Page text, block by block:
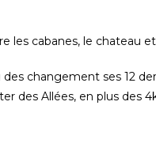
les cabanes, le chateau
changement ses 12
des Allées, en plus des